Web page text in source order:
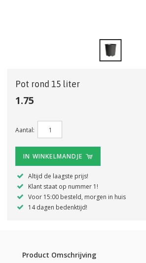
Pot rond 15 liter
1.75
Aantal:
IN WINKELMANDJE
Altijd de laagste prijs!
Klant staat op nummer 1!
Voor 15:00 besteld, morgen in huis
14 dagen bedenktijd!
Product Omschrijving